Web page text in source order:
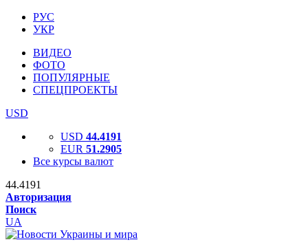
РУС
УКР
ВИДЕО
ФОТО
ПОПУЛЯРНЫЕ
СПЕЦПРОЕКТЫ
USD
USD 44.4191
EUR 51.2905
Все курсы валют
44.4191
Авторизация
Поиск
UA